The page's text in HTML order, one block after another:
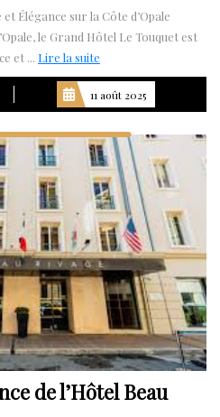
Élégance sur la Côte d’Opale
le Grand Hôtel Le Touquet est
et ... Lire la suite
la
suite
11 août 2025
de l’Hôtel Beau